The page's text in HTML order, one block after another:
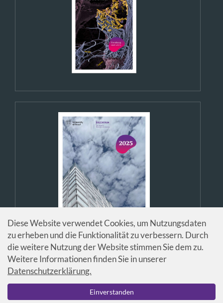
© Universität Basel / Biozentrum
Diese Website verwendet Cookies, um Nutzungsdaten
zu erheben und die Funktionalität zu verbessern. Durch
die weitere Nutzung der Website stimmen Sie dem zu.
Weitere Informationen finden Sie in unserer
Datenschutzerklärung.
Einverstanden